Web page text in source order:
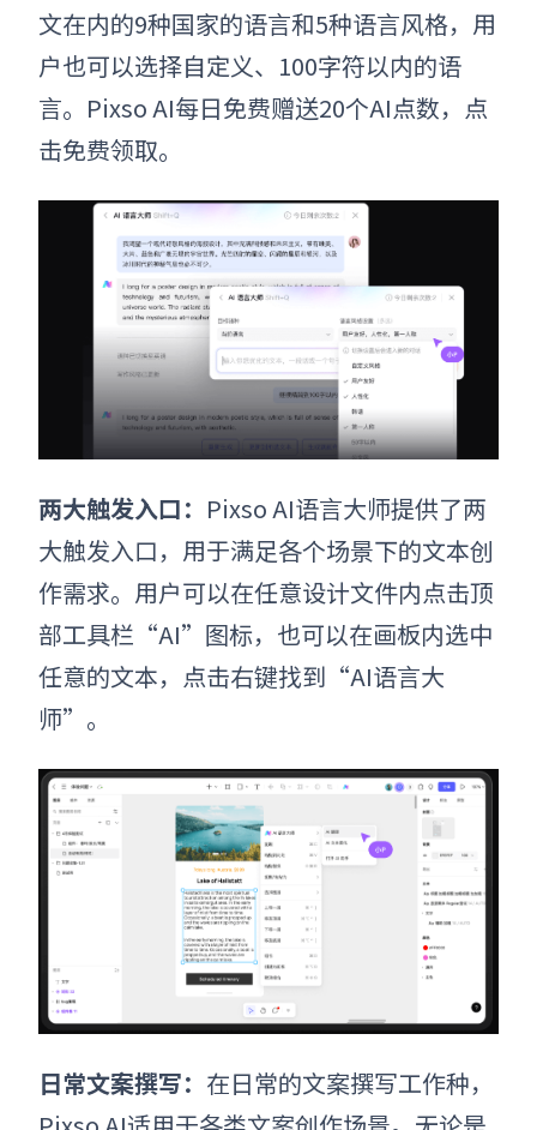
文在内的9种国家的语言和5种语言风格，用
户也可以选择自定义、100字符以内的语
言。 Pixso AI每日免费赠送20个AI点数，点
击免费领取。
两大触发入口： Pixso AI语言大师提供了两
大触发入口，用于满足各个场景下的文本创
作需求。用户可以在任意设计文件内点击顶
部工具栏“AI”图标，也可以在画板内选中
任意的文本，点击右键找到“AI语言大
师”。
日常文案撰写： 在日常的文案撰写工作种，